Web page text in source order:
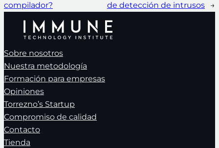
compilador?
de detección de intrusos
→
Sobre nosotros
Nuestra metodología
Formación para empresas
Opiniones
Torrezno’s Startup
Compromiso de calidad
Contacto
Tienda